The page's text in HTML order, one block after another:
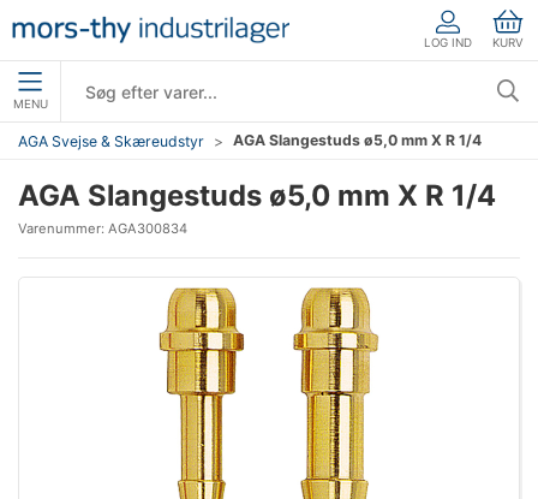
LOG IND KURV
MENU
AGA Svejse & Skæreudstyr AGA Slangestuds ø5,0 mm X R 1/4
AGA Slangestuds ø5,0 mm X R 1/4
Varenummer: AGA300834